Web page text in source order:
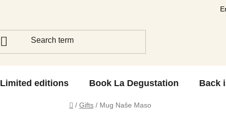
Limited editions Book La Degustation Back
Home
/ Gifts / Mug Naše Maso